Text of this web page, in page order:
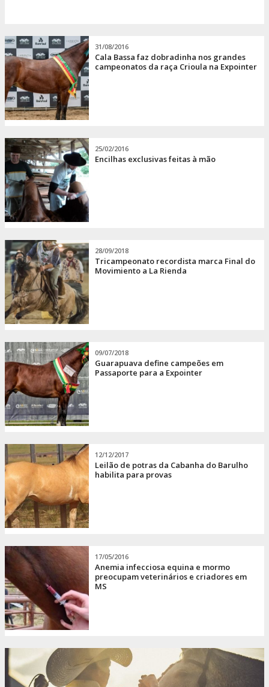
31/08/2016
Cala Bassa faz dobradinha nos grandes
campeonatos da raça Crioula na Expointer
25/02/2016
Encilhas exclusivas feitas à mão
28/09/2018
Tricampeonato recordista marca Final do
Movimiento a La Rienda
09/07/2018
Guarapuava define campeões em
Passaporte para a Expointer
12/12/2017
Leilão de potras da Cabanha do Barulho
habilita para provas
17/05/2016
Anemia infecciosa equina e mormo
preocupam veterinários e criadores em
MS